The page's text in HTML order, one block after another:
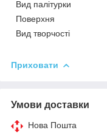
Вид палітурки
Поверхня
Вид творчості
Приховати
Умови доставки
Нова Пошта